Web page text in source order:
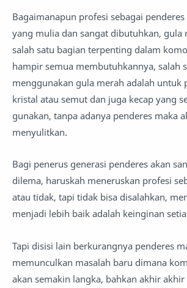
Bagaimanapun profesi sebagai
yang mulia dan sangat dibutuhkan, gula
salah satu bagian terpenting dalam
hampir semua membutuhkannya, salah
menggunakan gula merah adalah untuk
kristal atau semut dan juga kecap yang
gunakan, tanpa adanya penderes maka
menyulitkan.
Bagi penerus generasi penderes akan
dilema, haruskah meneruskan profesi
atau tidak, tapi tidak bisa disalahkan,
menjadi lebih baik adalah keinginan
Tapi disisi lain berkurangnya penderes
memunculkan masalah baru dimana
akan semakin langka, bahkan akhir